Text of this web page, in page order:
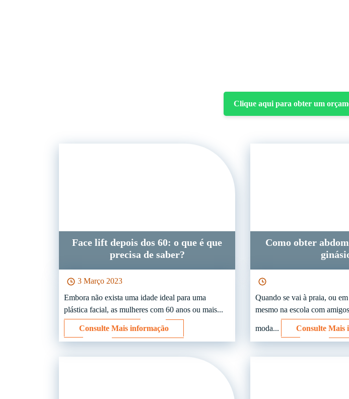
Clique aqui para obter um
3 Março 2023
Face lift depois dos 60: o que é que
precisa de saber?
Embora não exista uma idade ideal para uma
plástica facial, as mulheres com 60 anos ou mais...
Consulte Mais informação
Como obter
Quando se vai à praia, ou
mesmo na escola com
moda... Consulte Mais